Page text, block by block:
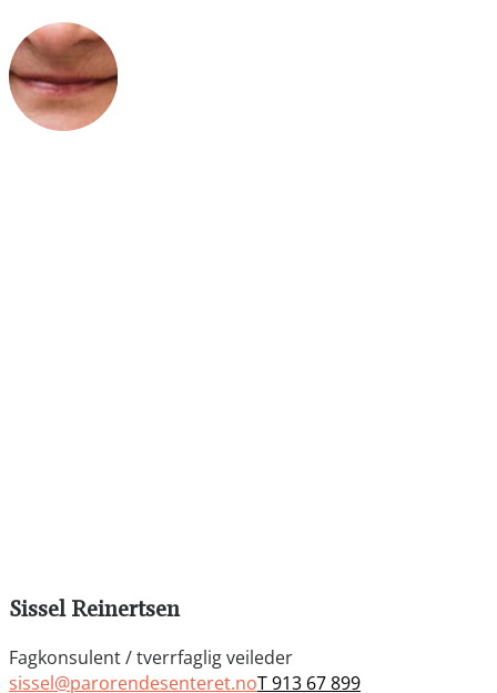
Sissel Reinertsen
Fagkonsulent / tverrfaglig veileder
sissel@parorendesenteret.noT 913 67 899